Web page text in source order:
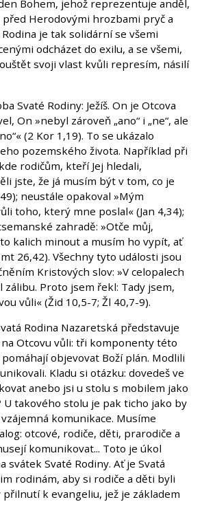
Bohem, jehož reprezentuje anděl,
před Herodovými hrozbami pryč a
je tak solidární se všemi
odcházet do exilu, a se všemi,
svoji vlast kvůli represím, násilí
Svaté Rodiny: Ježíš. On je Otcova
On »nebyl zároveň „ano“ i „ne“, ale
(2 Kor 1,19). To se ukázalo
pozemského života. Například při
rodičům, kteří Jej hledali,
jste, že já musím být v tom, co je
neustále opakoval »Mým
toho, který mne poslal« (Jan 4,34);
zahradě: »Otče můj,
kalich minout a musím ho vypít, ať
26,42). Všechny tyto události jsou
Kristových slov: »V celopalech
Proto jsem řekl: Tady jsem,
vůli« (Žid 10,5-7; Žl 40,7-9).
Rodina Nazaretská představuje
Otcovu vůli: tři komponenty této
objevovat Boží plán. Modlili
Kladu si otázku: dovedeš ve
anebo jsi u stolu s mobilem jako
U takového stolu je pak ticho jako by
komunikace. Musíme
otcové, rodiče, děti, prarodiče a
komunikovat... Toto je úkol
svátek Svaté Rodiny. Ať je Svatá
rodinám, aby si rodiče a děti byli
k evangeliu, jež je základem